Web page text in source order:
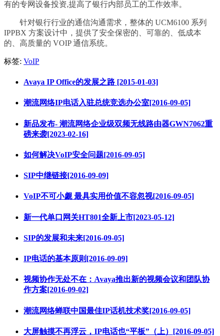
有的专网设备投资,提高了银行内部员工的工作效率。
针对银行行业的通信沟通需求，整体的 UCM6100 系列
IPPBX 方案设计中，提供了安全保密的、可靠的、低成本
的、高质量的 VOIP 通信系统。
标签: VoIP
Avaya IP Office的发展之路 [2015-01-03]
潮流网络IP电话入驻总统竞选办公室[2016-09-05]
新品发布- 潮流网络企业级双频无线路由器GWN7062重
磅来袭[2023-02-16]
如何解决VoIP安全问题[2016-09-05]
SIP中继链接[2016-09-09]
VoIP不可小觑 最具实用价值不容忽视[2016-09-05]
新一代单口网关HT801全新上市[2023-05-12]
SIP的发展和未来[2016-09-05]
IP电话的基本原则[2016-09-09]
视频协作无处不在：Avaya推出新的视频会议和团队协
作方案[2016-09-02]
潮流网络蝉联中国最佳IP话机技术奖[2016-09-05]
大屏触摸不再浮云，IP电话也“平板”（上）[2016-09-05]